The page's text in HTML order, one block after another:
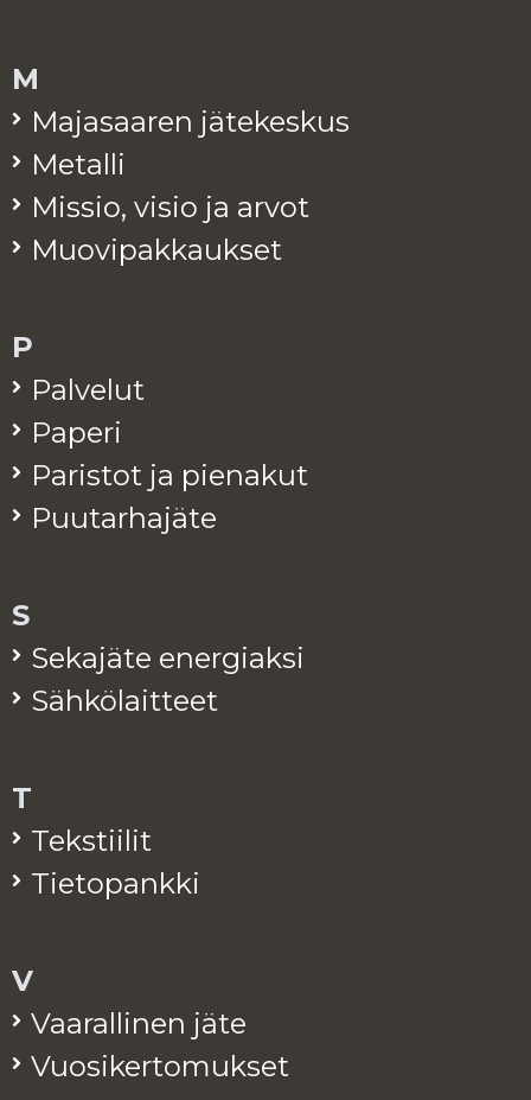
M
Ma­ja­saa­ren jä­te­kes­kus
Me­tal­li
Mis­sio, visio ja arvot
Muo­vi­pak­kauk­set
P
Pal­ve­lut
Pa­pe­ri
Pa­ris­tot ja pie­na­kut
Puu­tar­ha­jä­te
S
Se­ka­jä­te ener­giak­si
Säh­kö­lait­teet
T
Teks­tii­lit
Tie­to­pank­ki
V
Vaa­ral­li­nen jäte
Vuo­si­ker­to­muk­set